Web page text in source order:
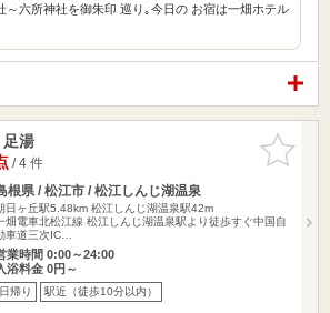
～六所神社を御朱印 巡り｡今日の お宿は一畑ホテル
お気に入
りに追加
湯
/ 4 件
根県 / 松江市 / 松江しんじ湖温泉
日ヶ丘駅5.48km 松江しんじ湖温泉駅42m
畑電車北松江線 松江しんじ湖温泉駅より徒歩すぐ中国自
車道三次IC…
業時間 0:00～24:00
浴料金 0円～
日帰り 駅近（徒歩10分以内）